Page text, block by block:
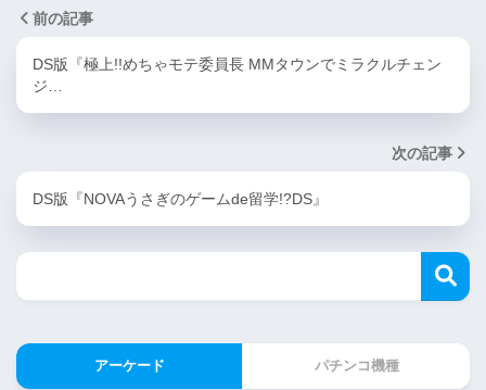
前の記事
DS版『極上!!めちゃモテ委員長 MMタウンでミラクルチェン
ジ…
次の記事
DS版『NOVAうさぎのゲームde留学!?DS』
アーケード パチンコ機種